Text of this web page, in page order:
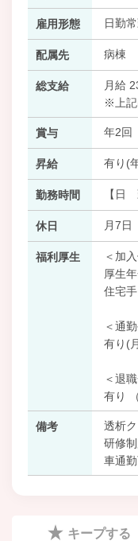
雇用形態 日勤
配属先 病棟
総支給
月給
※上記
賞与 年2回
昇給 有り(
勤務時間 【日
休日 月7日
福利厚生
＜加
厚生
住宅
＜通
有り(
＜退
有り
備考
透析
研修
車通勤
キープする